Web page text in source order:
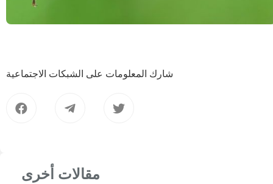
شارك المعلومات على الشبكات الاجتماعية
مقالات أخرى